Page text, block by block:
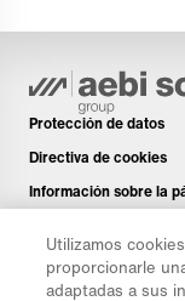
Protección de datos
Directiva de cookies
Información sobre la
Boletín de noticias
Piezas de repuesto
Utilizamos
proporcionarle
adaptadas a sus